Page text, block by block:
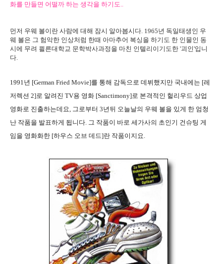
화를 만들면 어떨까 하는 생각을 하기도..
먼저 우웨 볼이란 사람에 대해 잠시 알아봅시다. 1965년 독일태생인 우
웨 볼은 그 험악한 인상처럼 한때 아마추어 복싱을 하기도 한 인물인 동
시에 무려 쾰른대학교 문학박사과정을 마친 인텔리이기도한 '괴인'입니
다.
1991년 [German Fried Movie]를 통해 감독으로 데뷔했지만 국내에는 [레
저렉션 2]로 알려진 TV용 영화 [Sanctimony]로 본격적인 헐리우드 상업
영화로 진출하는데요, 그로부터 3년뒤 오늘날의 우웨 볼을 있게 한 엄청
난 작품을 발표하게 됩니다. 그 작품이 바로 세가사의 초인기 건슈팅 게
임을 영화화한 [하우스 오브 데드]란 작품이지요.